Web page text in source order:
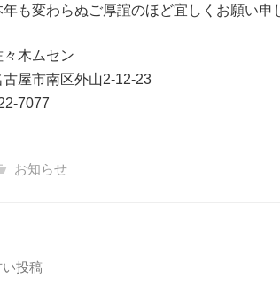
年も変わらぬご厚誼のほど宜しくお願い申
々木ムセン
古屋市南区外山2-12-23
7077
お知らせ
投稿